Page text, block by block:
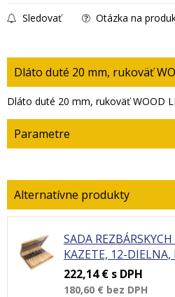
Sledovať Otázka na
Dláto duté 20 mm, rukoväť
Dláto duté 20 mm, rukoväť WOOD
Parametre
SADA
KAZETE, 12-DIELNA,
222,14 € s DPH
180,60 € bez DPH